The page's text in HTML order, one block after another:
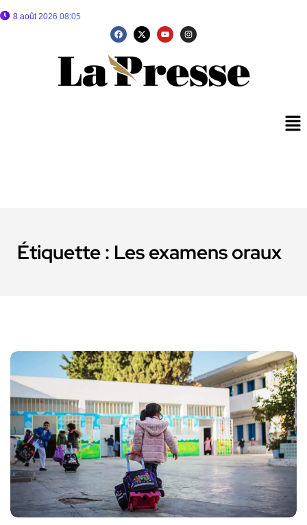
8 août 2026 08:05
Étiquette : Les examens oraux